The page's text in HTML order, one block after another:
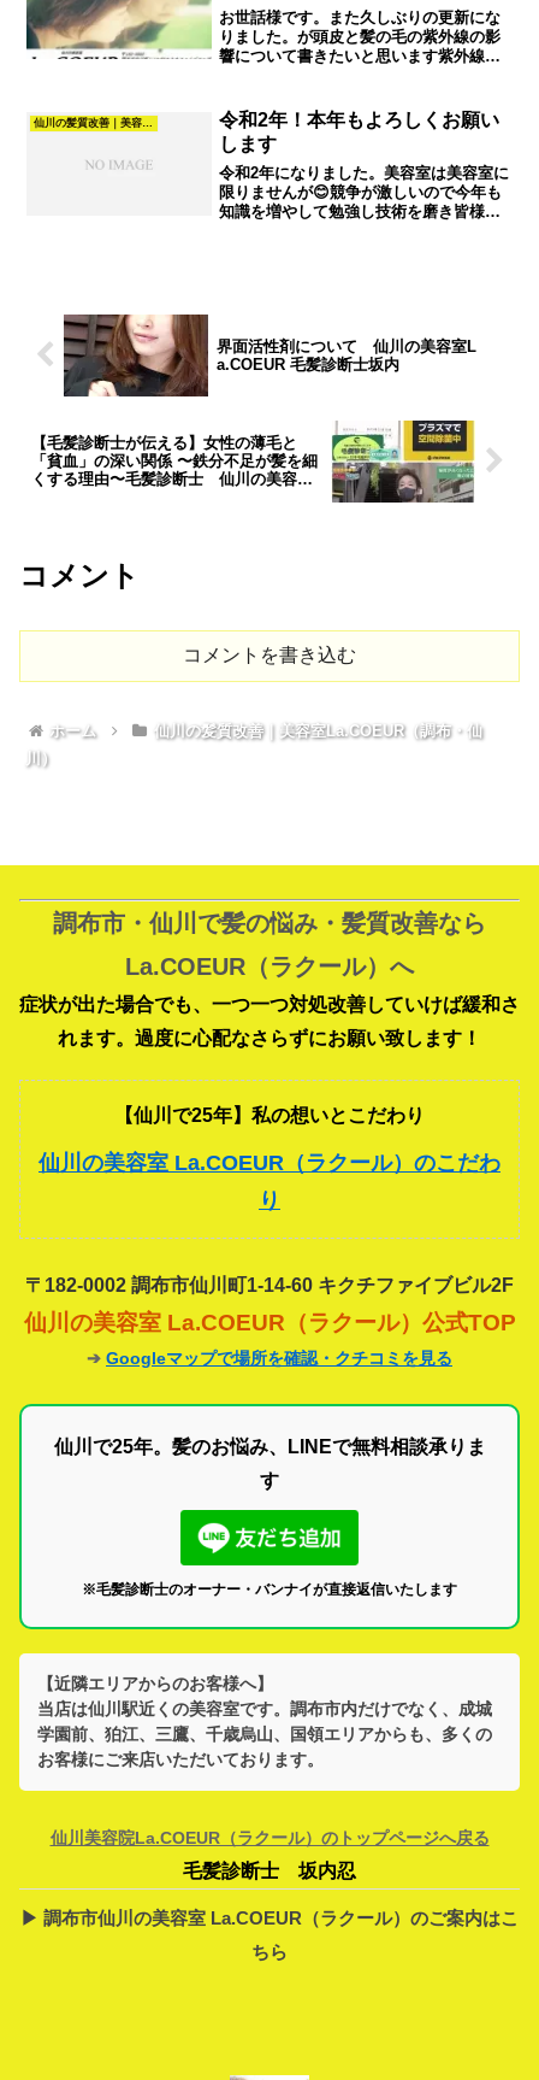
お世話様です。また久しぶりの更新にな
りました。が頭皮と髪の毛の紫外線の影
響について書きたいと思います紫外線は
すべでに紫外線はほどぼど必要なのです
下のリンクを参照ください...
令和2年！本年もよろしくお願い
します
令和2年になりました。美容室は美容室に
限りませんが😊競争が激しいので今年も
知識を増やして勉強し技術を磨き皆様方
界面活性剤について 仙川の美容室L
a.COEUR 毛髪診断士坂内
【毛髪診断士が伝える】女性の薄毛と
「貧血」の深い関係 〜鉄分不足が髪を細
くする理由〜毛髪診断士 仙川の美容室L
コメント
コメントを書き込む
ホーム
仙川の髪質改善｜美容室La.COEUR（調布・仙
川）
調布市・仙川で髪の悩み・髪質改善なら
La.COEUR（ラクール）へ
症状が出た場合でも、一つ一つ対処改善していけば緩和さ
れます。過度に心配なさらずにお願い致します！
【仙川で25年】私の想いとこだわり
仙川の美容室 La.COEUR（ラクール）のこだわ
り
〒182-0002 調布市仙川町1-14-60 キクチファイブビル2F
仙川の美容室 La.COEUR（ラクール）公式TOP
➔ Googleマップで場所を確認・クチコミを見る
仙川で25年。髪のお悩み、LINEで無料相談承りま
す
※毛髪診断士のオーナー・バンナイが直接返信いたします
【近隣エリアからのお客様へ】
当店は仙川駅近くの美容室です。 調布市内だけでなく、 成城
学園前、狛江、三鷹、千歳烏山、国領エリアからも、多くの
お客様にご来店いただいております。
仙川美容院La.COEUR（ラクール）のトップページへ戻る
毛髪診断士 坂内忍
▶︎ 調布市仙川の美容室 La.COEUR（ラクール）のご案内はこ
ちら